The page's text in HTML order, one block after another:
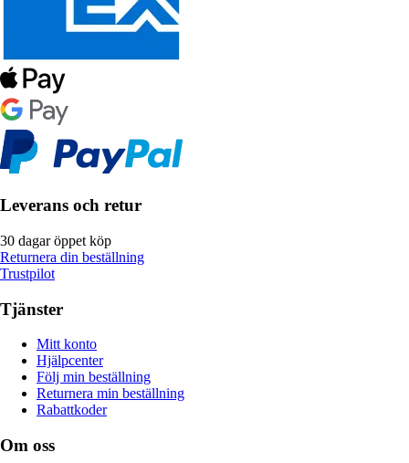
Leverans och retur
30 dagar öppet köp
Returnera din beställning
Trustpilot
Tjänster
Mitt konto
Hjälpcenter
Följ min beställning
Returnera min beställning
Rabattkoder
Om oss